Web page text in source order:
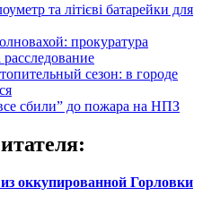
та літієві батарейки для
прокуратура
сезон: в городе
сбили” до пожара на НПЗ
:
оккупированной Горловки